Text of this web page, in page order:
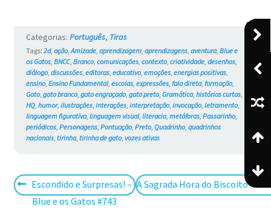
Categorias: Português, Tiras
Tags: 2d, ação,Amizade, aprendizagem, aprendizagens, aventura, Blue e
os Gatos, BNCC, Branco, comunicações, contexto, criatividade, desenhos,
diálogo, discussões, editoras, educativo, emoções, energias positivas,
ensino, Ensino Fundamental, escolas, expressões, fala direta, formação,
Gato, gato branco, gato engraçado, gato preto, Gramática, histórias curtas,
HQ, humor, ilustrações, interações, interpretação, invocação, letramento,
linguagem figurativa, linguagem visual, literacia, metáforas, Passarinho,
periódicos, Personagens, Pontuação, Preto, Quadrinho, quadrinhos
nacionais, tirinha, tirinha de gato, vozes ativas
Navegação
de
Post
anterior:
Escondido e Surpresas! –
Blue e os Gatos #743
Próximo
A Sagrada Hora do Biscoito –